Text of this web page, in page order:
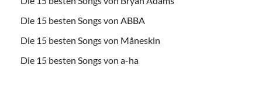
Die 15 besten Songs von ABBA
Die 15 besten Songs von Måneskin
Die 15 besten Songs von a-ha